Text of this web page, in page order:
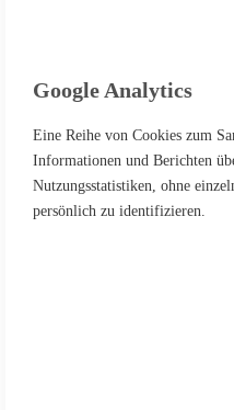
Google Analytics
Eine Reihe von Cookies zum
Informationen und Berichten
Nutzungsstatistiken, ohne
persönlich zu identifizieren.